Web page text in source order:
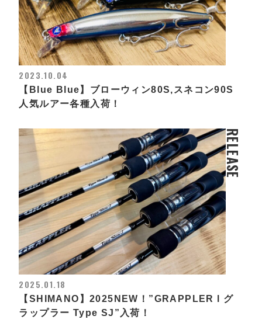
2023.10.04
【Blue Blue】ブローウィン80S,スネコン90S
人気ルアー各種入荷！
RELEASE
2025.01.18
【SHIMANO】2025NEW！”GRAPPLER l グ
ラップラー Type SJ”入荷！